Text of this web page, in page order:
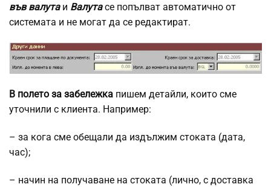
във валута и Валутасе попълват автоматично от
системата и не могат да се редактират.
В полето за забележка пишем детайли, които сме
уточнили с клиента. Например:
– за кога сме обещали да издължим стоката (дата,
час);
– начин на получаване на стоката (лично, с доставка